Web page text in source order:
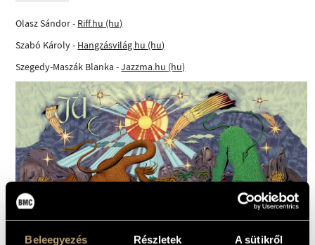
Beleegyezés Részletek A sütikről
Olasz Sándor - Riff.hu (hu)
Szabó Károly - Hangzásvilág.hu (hu)
Szegedy-Maszák Blanka -Jazzma.hu (hu)